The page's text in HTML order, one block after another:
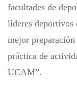
facultades de
líderes deportivos
mejor
práctica de
UCAM”.